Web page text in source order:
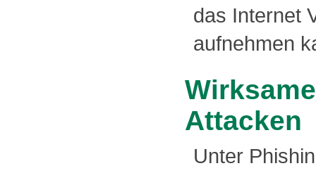
das Internet
aufnehmen
Attacken
Unter